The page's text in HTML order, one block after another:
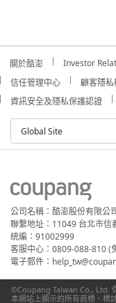
關於酷澎 Investor
信任管理中心
顧客隱
資訊安全及隱私保護認證
Global Site
公司名稱：酷澎股份有限公
聯繫地址：11049 台北市信
統編：91002999
客服中心：0809-088-810 (
電子郵件：
©Coupang Taiwan Co., Ltd.
本網站上顯示的所有商標、標